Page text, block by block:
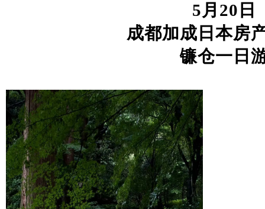
5 月20日
成都加成日本房
镰仓一日